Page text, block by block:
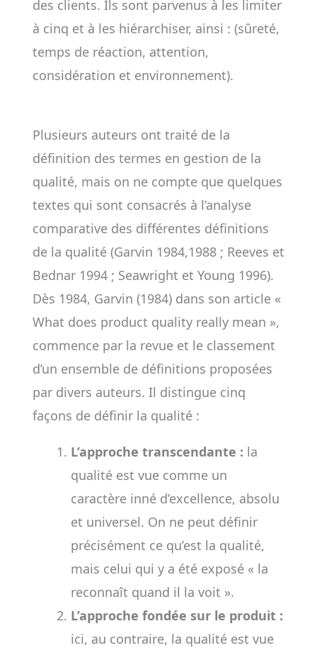
des clients. Ils sont parvenus à les limiter
à cinq et à les hiérarchiser, ainsi : (sûreté,
temps de réaction, attention,
considération et environnement).
Plusieurs auteurs ont traité de la
définition des termes en gestion de la
qualité, mais on ne compte que quelques
textes qui sont consacrés à l’analyse
comparative des différentes définitions
de la qualité (Garvin 1984,1988 ; Reeves et
Bednar 1994 ; Seawright et Young 1996).
Dès 1984, Garvin (1984) dans son article «
What does product quality really mean »,
commence par la revue et le classement
d’un ensemble de définitions proposées
par divers auteurs. Il distingue cinq
façons de définir la qualité :
L’approche transcendante : la
qualité est vue comme un
caractère inné d’excellence, absolu
et universel. On ne peut définir
précisément ce qu’est la qualité,
mais celui qui y a été exposé « la
reconnaît quand il la voit ».
L’approche fondée sur le produit :
ici, au contraire, la qualité est vue